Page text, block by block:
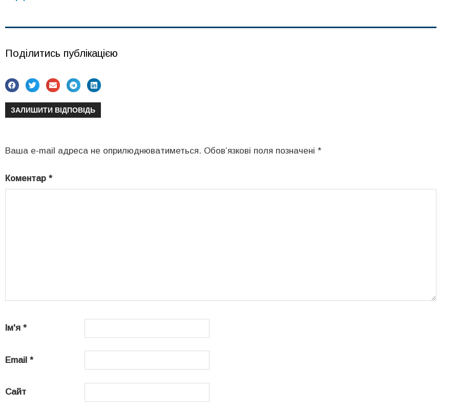
Поділитись публікацією
ЗАЛИШИТИ ВІДПОВІДЬ
Ваша e-mail адреса не оприлюднюватиметься. Обов’язкові поля позначені *
Коментар *
Ім'я *
Email *
Сайт